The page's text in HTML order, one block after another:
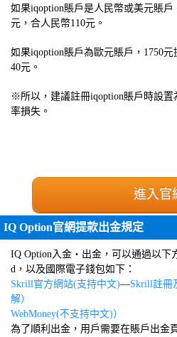
如果iqoption賬戶是人民幣或美元賬戶
元，合人民幣110元。
如果iqoption賬戶為歐元賬戶，1750
40元。
※所以，建議註冊iqoption賬戶時設
率損失。
進入官
IQ Option官網提款出金規定
IQ Option入金・出金，可以通過以下
d，以及國際電子錢包如下：
Skrill官方網站(支持中文)—Skrill註冊
解）
WebMoney(不支持中文)）
為了順利出金，用戶需要在賬戶出金